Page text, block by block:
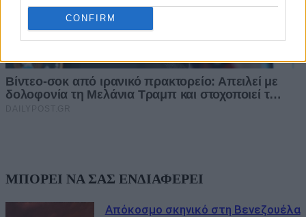
CONFIRM
ΜΠΟΡΕΙ ΝΑ ΣΑΣ ΕΝΔΙΑΦΕΡΕΙ
Απόκοσμο σκηνικό στη Βενεζουέλα